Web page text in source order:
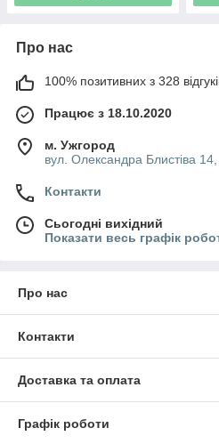
Про нас
100% позитивних з 328
Працює з 18.10.2020
м. Ужгород
вул. Олександра Блистіва
Контакти
Сьогодні вихідний
Показати весь графік
Про нас
Контакти
Доставка та оплата
Графік роботи